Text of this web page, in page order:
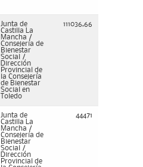
Junta de
Castilla La
Mancha /
Consejería de
Bienestar
Social /
Dirección
Provincial de
la Consejería
de Bienestar
Social en
Toledo
111036,66
Junta de
Castilla La
Mancha /
Consejería de
Bienestar
Social /
Dirección
Provincial de
44471